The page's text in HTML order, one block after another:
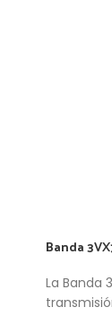
Banda
La Banda